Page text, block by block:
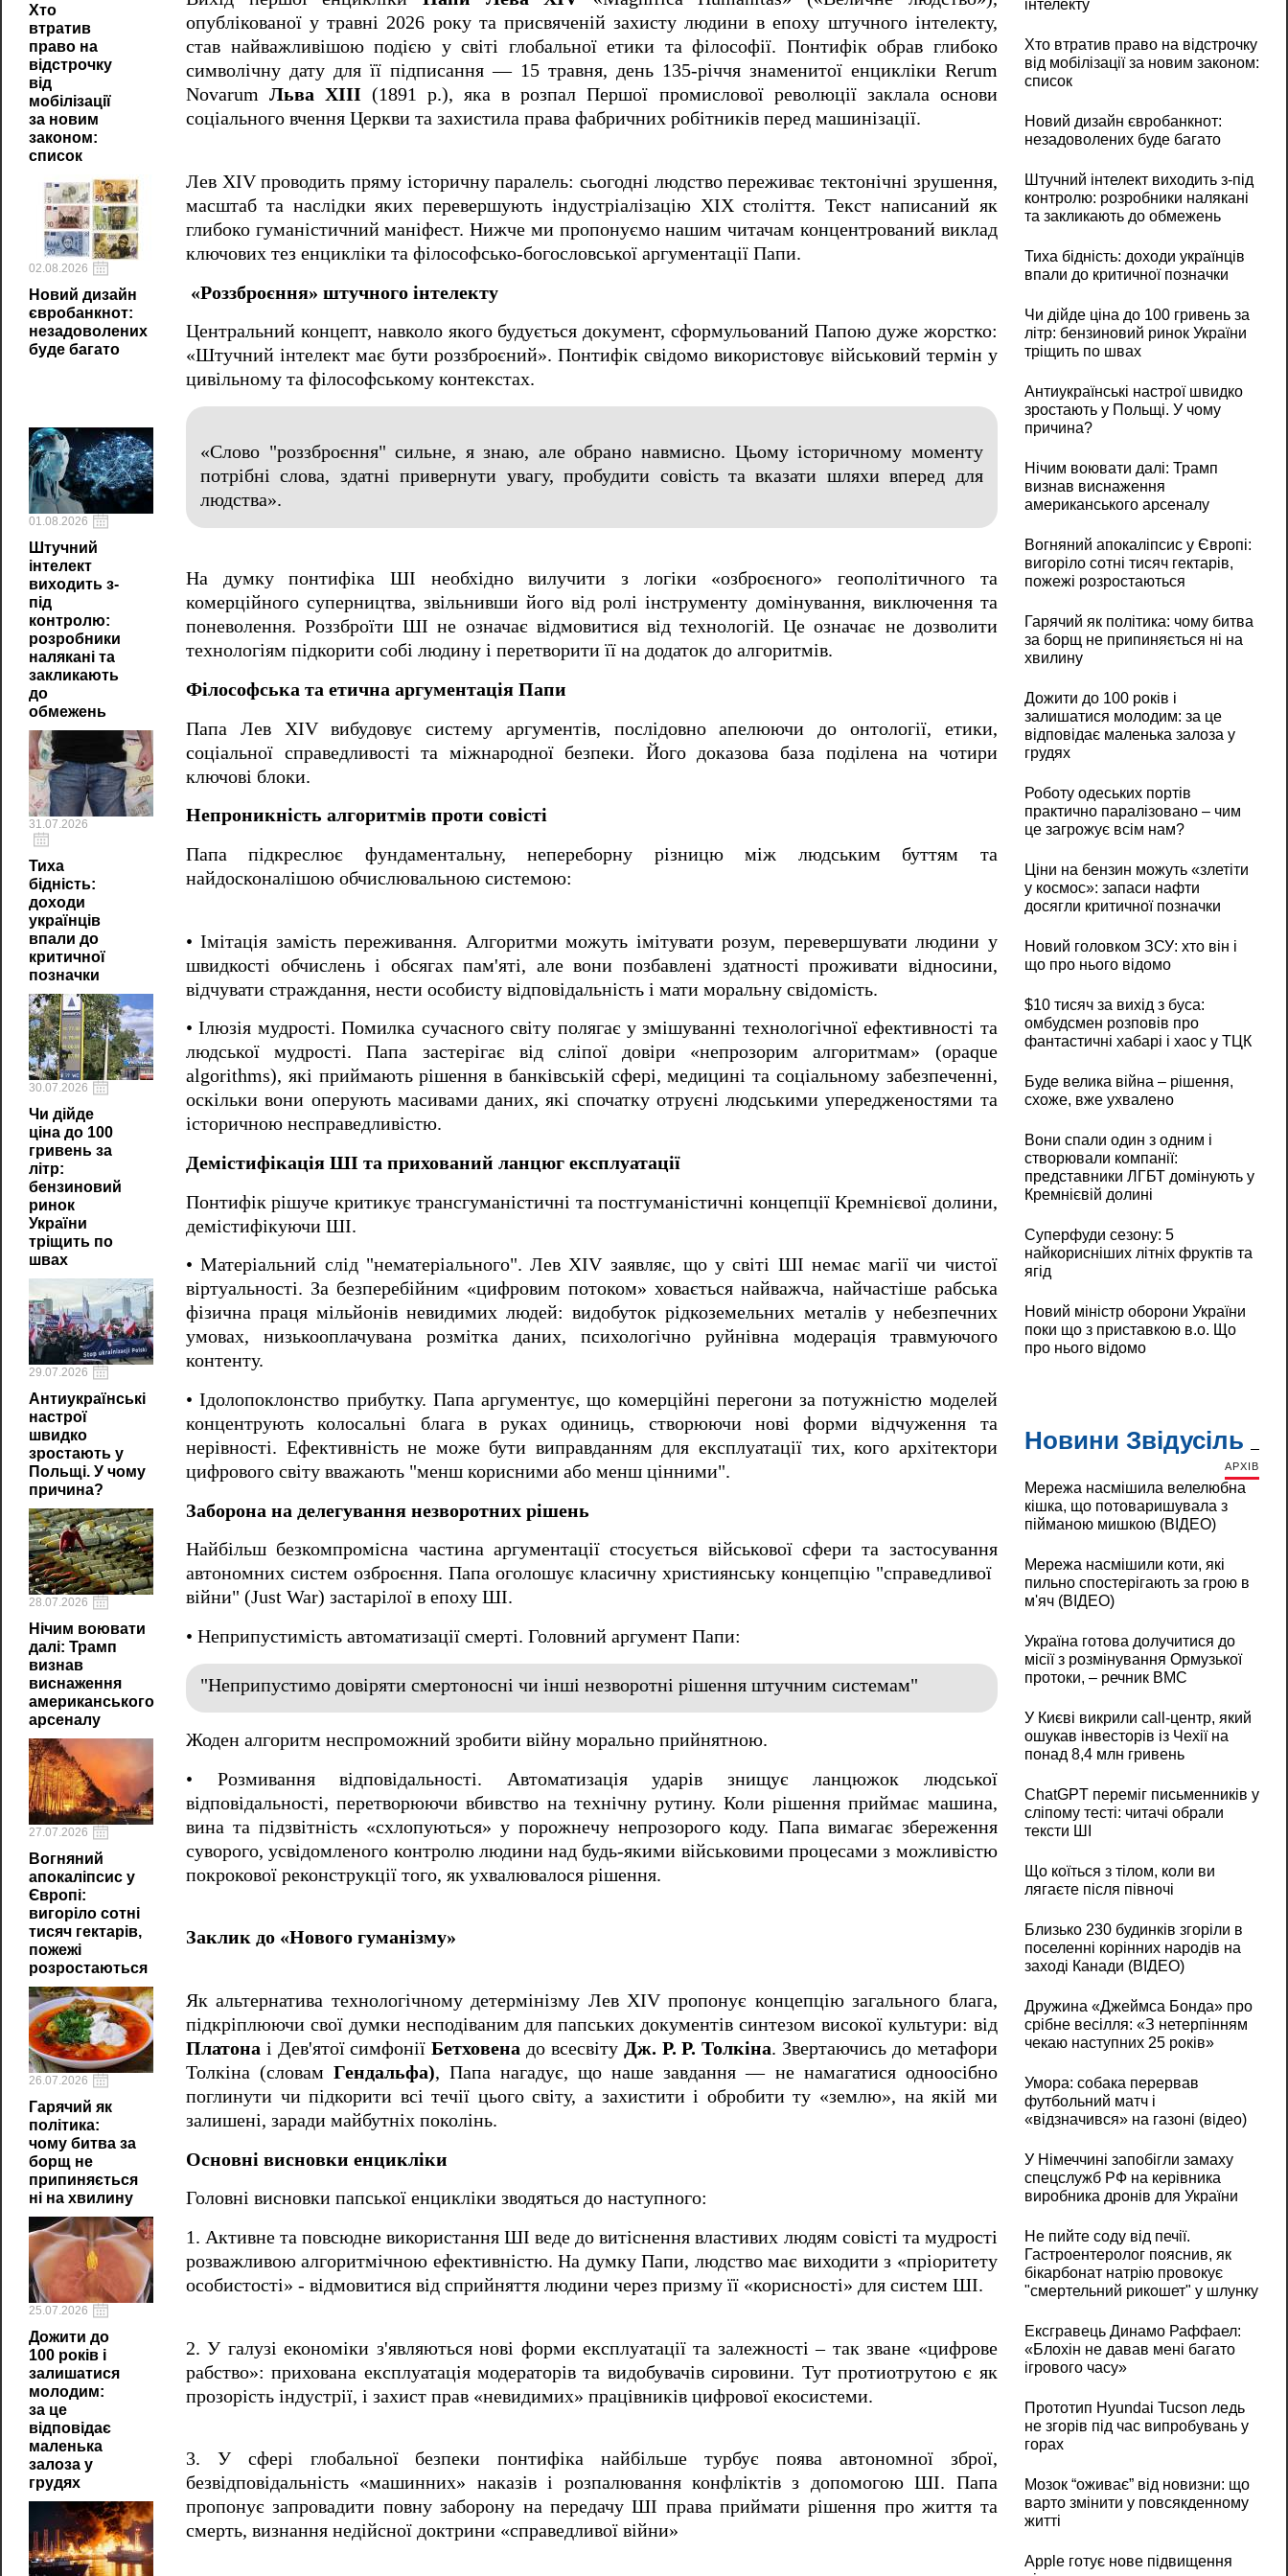
Хто
втратив
право на
відстрочку
від
мобілізації
за новим
законом:
список
02.08.2026
Новий дизайн
євробанкнот:
незадоволених
буде багато
01.08.2026
Штучний
інтелект
виходить з-
під
контролю:
розробники
налякані та
закликають
до
обмежень
31.07.2026
Тиха
бідність:
доходи
українців
впали до
критичної
позначки
30.07.2026
Чи дійде
ціна до 100
гривень за
літр:
бензиновий
ринок
України
тріщить по
швах
29.07.2026
Антиукраїнські
настрої
швидко
зростають у
Польщі. У чому
причина?
28.07.2026
Нічим воювати
далі: Трамп
визнав
виснаження
американського
арсеналу
27.07.2026
Вогняний
апокаліпсис у
Європі:
вигоріло сотні
тисяч гектарів,
пожежі
розростаються
26.07.2026
Гарячий як
політика:
чому битва за
борщ не
припиняється
ні на хвилину
25.07.2026
Дожити до
100 років і
залишатися
молодим:
за це
відповідає
маленька
залоза у
грудях
опублікованої у травні 2026 року та присвяченій захисту людини в епоху штучного інтелекту,
став найважливішою подією у світі глобальної етики та філософії. Понтифік обрав глибоко
символічну дату для її підписання — 15 травня, день 135-річчя знаменитої енцикліки Rerum
NovarumЛьва XIII (1891 р.), яка в розпал Першої промислової революції заклала основи
соціального вчення Церкви та захистила права фабричних робітників перед машинізації.
Лев XIV проводить пряму історичну паралель: сьогодні людство переживає тектонічні зрушення,
масштаб та наслідки яких перевершують індустріалізацію ХІХ століття. Текст написаний як
глибоко гуманістичний маніфест. Нижче ми пропонуємо нашим читачам концентрований виклад
ключових тез енцикліки та філософсько-богословської аргументації Папи.
«Роззброєння» штучного інтелекту
Центральний концепт, навколо якого будується документ, сформульований Папою дуже жорстко:
«Штучний інтелект має бути роззброєний». Понтифік свідомо використовує військовий термін у
цивільному та філософському контекстах.
«Слово "роззброєння" сильне, я знаю, але обрано навмисно. Цьому історичному моменту
потрібні слова, здатні привернути увагу, пробудити совість та вказати шляхи вперед для
людства».
На думку понтифіка ШІ необхідно вилучити з логіки «озброєного» геополітичного та
комерційного суперництва, звільнивши його від ролі інструменту домінування, виключення та
поневолення. Роззброїти ШІ не означає відмовитися від технологій. Це означає не дозволити
технологіям підкорити собі людину і перетворити її на додаток до алгоритмів.
Філософська та етична аргументація Папи
Папа Лев XIV вибудовує систему аргументів, послідовно апелюючи до онтології, етики,
соціальної справедливості та міжнародної безпеки. Його доказова база поділена на чотири
ключові блоки.
Непроникність алгоритмів проти совісті
Папа підкреслює фундаментальну, непереборну різницю між людським буттям та
найдосконалішою обчислювальною системою:
• Імітація замість переживання. Алгоритми можуть імітувати розум, перевершувати людини у
швидкості обчислень і обсягах пам'яті, але вони позбавлені здатності проживати відносини,
відчувати страждання, нести особисту відповідальність і мати моральну свідомість.
• Ілюзія мудрості. Помилка сучасного світу полягає у змішуванні технологічної ефективності та
людської мудрості. Папа застерігає від сліпої довіри «непрозорим алгоритмам» (opaque
algorithms), які приймають рішення в банківській сфері, медицині та соціальному забезпеченні,
оскільки вони оперують масивами даних, які спочатку отруєні людськими упередженостями та
історичною несправедливістю.
Демістифікація ШІ та прихований ланцюг експлуатації
Понтифік рішуче критикує трансгуманістичні та постгуманістичні концепції Кремнієвої долини,
демістифікуючи ШІ.
• Матеріальний слід "нематеріального". Лев XIV заявляє, що у світі ШІ немає магії чи чистої
віртуальності. За безперебійним «цифровим потоком» ховається найважча, найчастіше рабська
фізична праця мільйонів невидимих ​​людей: видобуток рідкоземельних металів у небезпечних
умовах, низькооплачувана розмітка даних, психологічно руйнівна модерація травмуючого
контенту.
• Ідолопоклонство прибутку. Папа аргументує, що комерційні перегони за потужністю моделей
концентрують колосальні блага в руках одиниць, створюючи нові форми відчуження та
нерівності. Ефективність не може бути виправданням для експлуатації тих, кого архітектори
цифрового світу вважають "менш корисними або менш цінними".
Заборона на делегування незворотних рішень
Найбільш безкомпромісна частина аргументації стосується військової сфери та застосування
автономних систем озброєння. Папа оголошує класичну християнську концепцію "справедливої ​​
війни" (Just War) застарілої в епоху ШІ.
• Неприпустимість автоматизації смерті. Головний аргумент Папи:
"Неприпустимо довіряти смертоносні чи інші незворотні рішення штучним системам"
Жоден алгоритм неспроможний зробити війну морально прийнятною.
• Розмивання відповідальності. Автоматизація ударів знищує ланцюжок людської
відповідальності, перетворюючи вбивство на технічну рутину. Коли рішення приймає машина,
вина та підзвітність «схлопуються» у порожнечу непрозорого коду. Папа вимагає збереження
суворого, усвідомленого контролю людини над будь-якими військовими процесами з можливістю
покрокової реконструкції того, як ухвалювалося рішення.
Заклик до «Нового гуманізму»
Як альтернатива технологічному детермінізму Лев XIV пропонує концепцію загального блага,
підкріплюючи свої думки несподіваним для папських документів синтезом високої культури: від
Платона і Дев'ятої симфоніїБетховена до всесвіту Дж. Р. Р. Толкіна. Звертаючись до метафори
Толкіна (словамГендальфа), Папа нагадує, що наше завдання — не намагатися одноосібно
поглинути чи підкорити всі течії цього світу, а захистити і обробити ту «землю», на якій ми
залишені, заради майбутніх поколінь.
Основні висновки енцикліки
Головні висновки папської енцикліки зводяться до наступного:
1. Активне та повсюдне використання ШІ веде до витіснення властивих людям совісті та мудрості
розважливою алгоритмічною ефективністю. На думку Папи, людство має виходити з «пріоритету
особистості» - відмовитися від сприйняття людини через призму її «корисності» для систем ШІ.
2. У галузі економіки з'являються нові форми експлуатації та залежності – так зване «цифрове
рабство»: прихована експлуатація модераторів та видобувачів сировини. Тут протиотрутою є як
прозорість індустрії, і захист прав «невидимих» працівників цифрової екосистеми.
3. У сфері глобальної безпеки понтифіка найбільше турбує поява автономної зброї,
безвідповідальність «машинних» наказів і розпалювання конфліктів з допомогою ШІ. Папа
пропонує запровадити повну заборону на передачу ШІ права приймати рішення про життя та
смерть, визнання недійсної доктрини «справедливої ​​війни»
інтелекту
Хто втратив право на відстрочку
від мобілізації за новим законом:
список
Новий дизайн євробанкнот:
незадоволених буде багато
Штучний інтелект виходить з-під
контролю: розробники налякані
та закликають до обмежень
Тиха бідність: доходи українців
впали до критичної позначки
Чи дійде ціна до 100 гривень за
літр: бензиновий ринок України
тріщить по швах
Антиукраїнські настрої швидко
зростають у Польщі. У чому
причина?
Нічим воювати далі: Трамп
визнав виснаження
американського арсеналу
Вогняний апокаліпсис у Європі:
вигоріло сотні тисяч гектарів,
пожежі розростаються
Гарячий як політика: чому битва
за борщ не припиняється ні на
хвилину
Дожити до 100 років і
залишатися молодим: за це
відповідає маленька залоза у
грудях
Роботу одеських портів
практично паралізовано – чим
це загрожує всім нам?
Ціни на бензин можуть «злетіти
у космос»: запаси нафти
досягли критичної позначки
Новий головком ЗСУ: хто він і
що про нього відомо
$10 тисяч за вихід з буса:
омбудсмен розповів про
фантастичні хабарі і хаос у ТЦК
Буде велика війна – рішення,
схоже, вже ухвалено
Вони спали один з одним і
створювали компанії:
представники ЛГБТ домінують у
Кремнієвій долині
Суперфуди сезону: 5
найкорисніших літніх фруктів та
ягід
Новий міністр оборони України
поки що з приставкою в.о. Що
про нього відомо
Новини Звідусіль
АРХІВ
Мережа насмішила велелюбна
кішка, що потоваришувала з
пійманою мишкою (ВІДЕО)
Мережа насмішили коти, які
пильно спостерігають за грою в
м'яч (ВІДЕО)
Україна готова долучитися до
місії з розмінування Ормузької
протоки, – речник ВМС
У Києві викрили call-центр, який
ошукав інвесторів із Чехії на
понад 8,4 млн гривень
ChatGPT переміг письменників у
сліпому тесті: читачі обрали
тексти ШІ
Що коїться з тілом, коли ви
лягаєте після півночі
Близько 230 будинків згоріли в
поселенні корінних народів на
заході Канади (ВІДЕО)
Дружина «Джеймса Бонда» про
срібне весілля: «З нетерпінням
чекаю наступних 25 років»
Умора: собака перервав
футбольний матч і
«відзначився» на газоні (відео)
У Німеччині запобігли замаху
спецслужб РФ на керівника
виробника дронів для України
Не пийте соду від печії.
Гастроентеролог пояснив, як
бікарбонат натрію провокує
"смертельний рикошет" у шлунку
Ексгравець Динамо Раффаел:
«Блохін не давав мені багато
ігрового часу»
Прототип Hyundai Tucson ледь
не згорів під час випробувань у
горах
Мозок “оживає” від новизни: що
варто змінити у повсякденному
житті
Apple готує нове підвищення